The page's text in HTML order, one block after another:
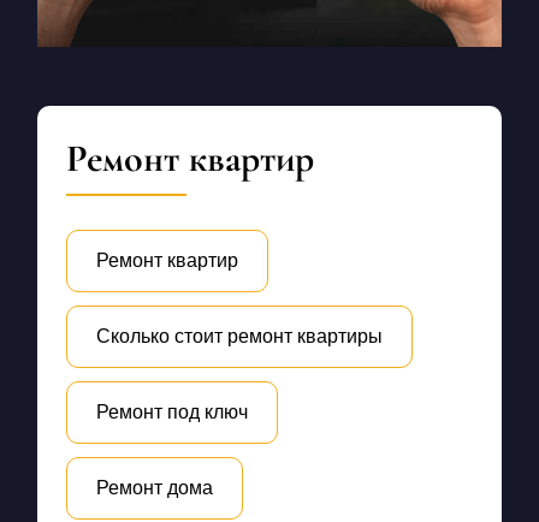
Ремонт квартир
Ремонт квартир
Сколько стоит ремонт квартиры
Ремонт под ключ
Ремонт дома